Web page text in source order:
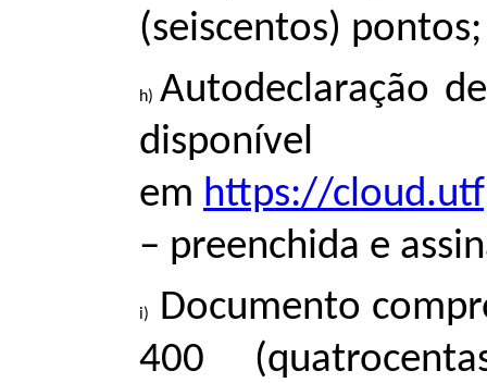
(seiscentos) pontos;
Autodeclaração
disponível
em https://
– preenchida e
Documento
400